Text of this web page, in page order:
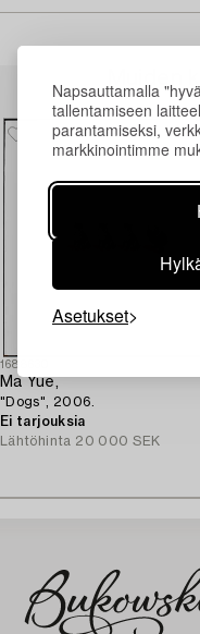
Napsauttamalla
tallentamiseen
parantamiseksi,
markkinointimme
Asetukset
1688630
Ma Yue,
"Dogs", 2006.
Ei tarjouksia
Lähtöhinta 20 000 SEK